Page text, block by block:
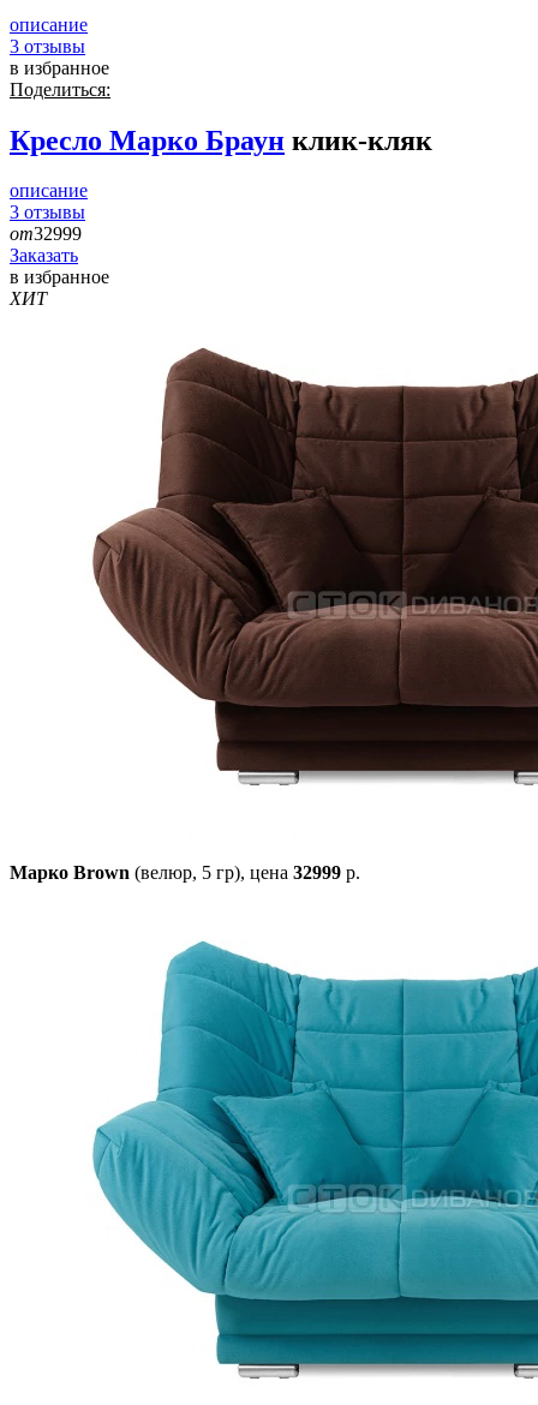
описание
3 отзывы
в избранное
Поделиться:
Кресло Марко Браун клик-кляк
описание
3 отзывы
от32999
Заказать
в избранное
ХИТ
Марко Brown (велюр, 5 гр), цена 32999 р.